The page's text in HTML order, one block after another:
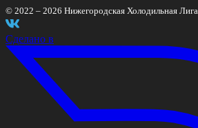
© 2022 – 2026 Нижегородская Холодильная Лига
Сделано в